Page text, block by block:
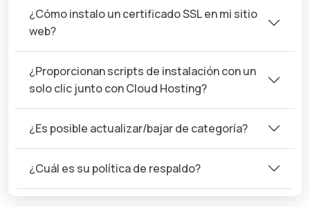
¿Cómo instalo un certificado SSL en mi sitio
web?
¿Proporcionan scripts de instalación con un
solo clic junto con Cloud Hosting?
¿Es posible actualizar/bajar de categoría?
¿Cuál es su política de respaldo?